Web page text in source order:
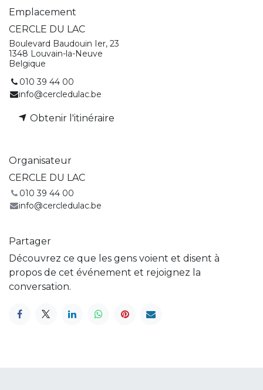
Emplacement
CERCLE DU LAC
Boulevard Baudouin Ier, 23
1348 Louvain-la-Neuve
Belgique
010 39 44 00
info@cercledulac.be
Obtenir l'itinéraire
Organisateur
CERCLE DU LAC
010 39 44 00
info@cercledulac.be
Partager
Découvrez ce que les gens voient et disent à
propos de cet événement et rejoignez la
conversation.